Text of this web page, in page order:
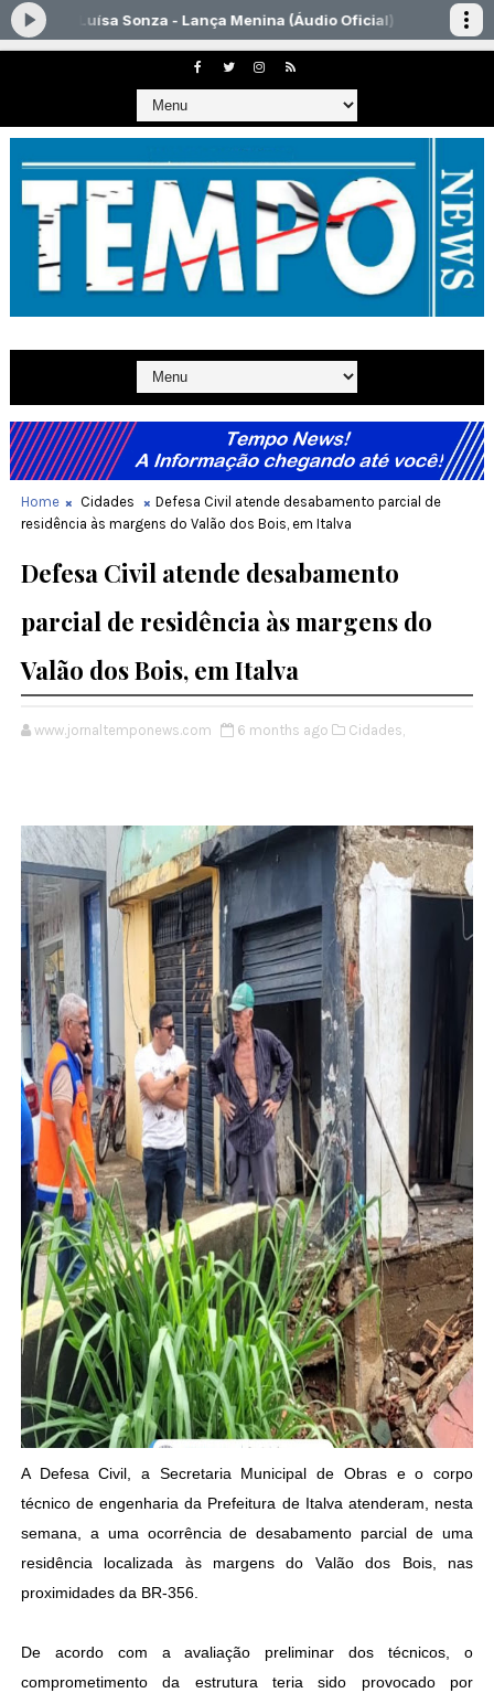
Home Cidades
Defesa Civil atende desabamento parcial de
residência às margens do Valão dos Bois, em Italva
Defesa Civil atende desabamento
parcial de residência às margens do
Valão dos Bois, em Italva
www.jornaltemponews.com 6 months ago Cidades,
A Defesa Civil, a Secretaria Municipal de Obras e o corpo
técnico de engenharia da Prefeitura de Italva atenderam, nesta
semana, a uma ocorrência de desabamento parcial de uma
residência localizada às margens do Valão dos Bois, nas
proximidades da BR-356.
De acordo com a avaliação preliminar dos técnicos, o
comprometimento da estrutura teria sido provocado por